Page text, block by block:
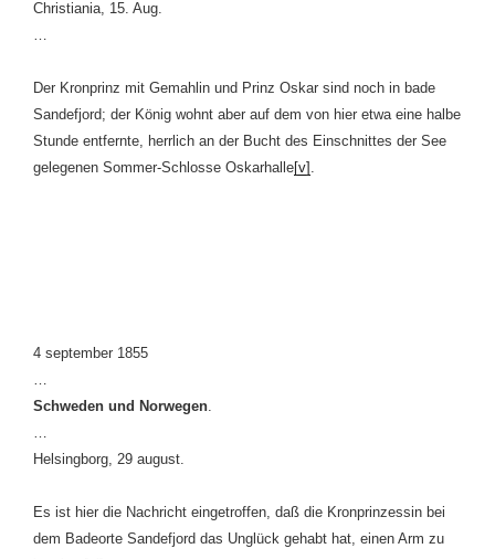
Christiania, 15. Aug.
…
Der Kronprinz mit Gemahlin und Prinz Oskar sind noch in bade
Sandefjord; der König wohnt aber auf dem von hier etwa eine halbe
Stunde entfernte, herrlich an der Bucht des Einschnittes der See
gelegenen Sommer-Schlosse Oskarhalle[v] .
4 september 1855
…
Schweden und Norwegen.
…
Helsingborg, 29 august.
Es ist hier die Nachricht eingetroffen, daß die Kronprinzessin bei
dem Badeorte Sandefjord das Unglück gehabt hat, einen Arm zu